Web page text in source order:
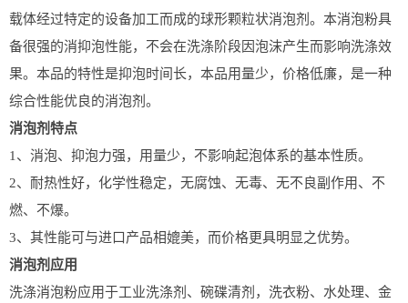
载体经过特定的设备加工而成的球形颗粒状消泡剂。本消泡粉具
备很强的消抑泡性能，不会在洗涤阶段因泡沫产生而影响洗涤效
果。本品的特性是抑泡时间长，本品用量少，价格低廉，是一种
综合性能优良的消泡剂。
消泡剂特点
1、消泡、抑泡力强，用量少，不影响起泡体系的基本性质。
2、耐热性好，化学性稳定，无腐蚀、无毒、无不良副作用、不
燃、不爆。
3、其性能可与进口产品相媲美，而价格更具明显之优势。
消泡剂应用
洗涤消泡粉应用于工业洗涤剂、碗碟清剂，洗衣粉、水处理、金